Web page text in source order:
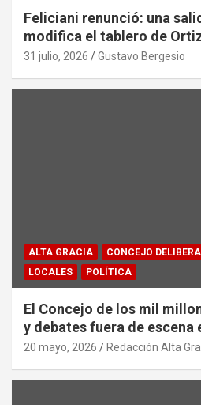
Feliciani renunció: una
modifica el tablero de
31 julio, 2026 Gustavo Bergesio
ALTA GRACIA CONCEJO
LOCALES
POLÍTICA
El Concejo de los mil
y debates fuera de escena
20 mayo, 2026 Redacción Alta